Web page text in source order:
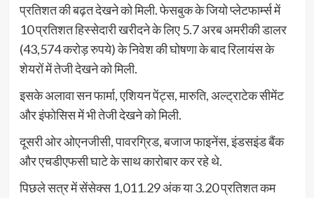
प्रतिशत की बढ़त देखने को मिली. फेसबुक के जियो प्लेटफार्म्स में
10 प्रतिशत हिस्सेदारी खरीदने के लिए 5.7 अरब अमरीकी डालर
(43,574 करोड़ रुपये) के निवेश की घोषणा के बाद रिलायंस के
शेयरों में तेजी देखने को मिली.
इसके अलावा सन फार्मा, एशियन पेंट्स, मारुति, अल्ट्राटेक सीमेंट
और इंफोसिस में भी तेजी देखने को मिली.
दूसरी ओर ओएनजीसी, पावरग्रिड, बजाज फाइनेंस, इंडसइंड बैंक
और एचडीएफसी घाटे के साथ कारोबार कर रहे थे.
पिछले सत्र में सेंसेक्स 1,011.29 अंक या 3.20 प्रतिशत कम